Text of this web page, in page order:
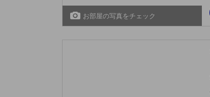
お部屋の写真をチェック